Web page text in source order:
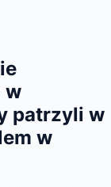
w
patrzyli w
w